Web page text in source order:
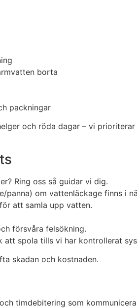
borta
packningar
och röda dagar – vi
Ring oss så guidar vi dig.
om vattenläckage finns i
att samla upp vatten.
försvåra felsökning.
att spola tills vi har kontrollerat
skadan och kostnaden.
timdebitering som